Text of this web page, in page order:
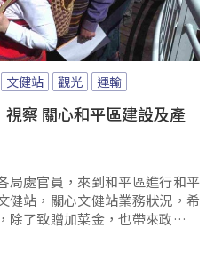
文健站 觀光 運輸
察 關心和平區建設及產
局處官員，來到和平區進行和平
健站，關心文健站業務狀況，希
了致贈加菜金，也帶來政策利
去搭乘公車往返市區...。